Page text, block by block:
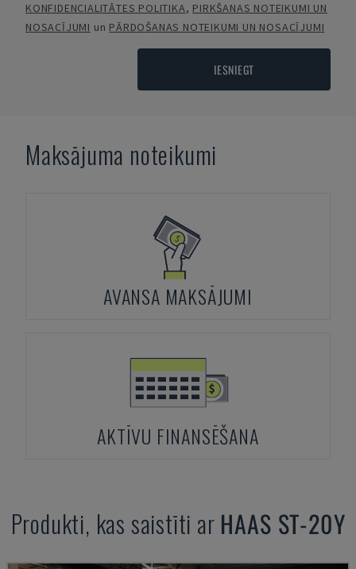
KONFIDENCIALITĀTES POLITIKA, PIRKŠANAS NOTEIKUMI UN
NOSACĪJUMI un PĀRDOŠANAS NOTEIKUMI UN NOSACĪJUMI
IESNIEGT
Maksājuma noteikumi
AVANSA MAKSĀJUMI
AKTĪVU FINANSĒŠANA
Produkti, kas saistīti ar HAAS ST-20Y